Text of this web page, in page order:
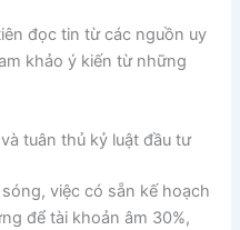
đọc tin từ các nguồn uy
khảo ý kiến từ những
tuân thủ kỷ luật đầu tư
việc có sẵn kế hoạch
để tài khoản âm 30%,